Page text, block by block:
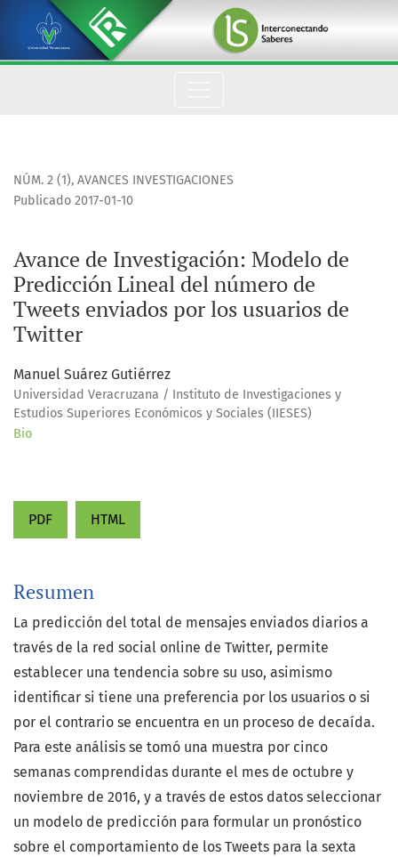
Avance de Investigación: Modelo de Predicción Lineal del
NÚM. 2 (1), AVANCES INVESTIGACIONES
Avance de Investigación: Modelo de
Predicción Lineal del número de
Tweets enviados por los usuarios de
Twitter
Publicado 2017-01-10
Manuel Suárez Gutiérrez
Universidad Veracruzana / Instituto de Investigaciones y
Estudios Superiores Económicos y Sociales (IIESES)
Bio
PDF HTML
Resumen
La predicción del total de mensajes enviados diarios a
través de la red social online de Twitter, permite
establecer una tendencia sobre su uso, asimismo
identificar si tiene una preferencia por los usuarios o si
por el contrario se encuentra en un proceso de decaída.
Para este análisis se tomó una muestra por cinco
semanas comprendidas durante el mes de octubre y
noviembre de 2016, y a través de estos datos seleccionar
un modelo de predicción para formular un pronóstico
sobre el comportamiento de los Tweets para la sexta